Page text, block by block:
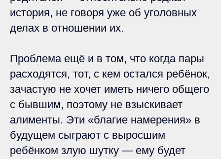
история, не говоря уже об уголовных
делах в отношении их.
Проблема ещё и в том, что когда пары
расходятся, тот, с кем остался ребёнок,
зачастую не хочет иметь ничего общего
с бывшим, поэтому не взыскивает
алименты. Эти «благие намерения» в
будущем сыграют с выросшим
ребёнком злую шутку — ему будет